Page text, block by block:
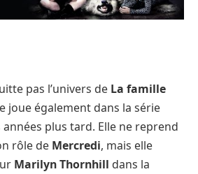
pas l’univers de La famille
joue également dans la série
plus tard. Elle ne reprend
rôle de Mercredi, mais elle
Marilyn Thornhill dans la